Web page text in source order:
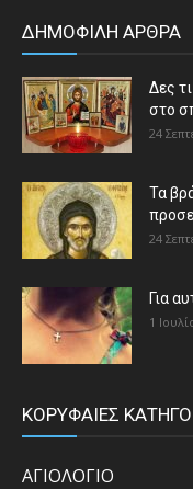
ΔΗΜΟΦΙΛΗ ΑΡΘΡΑ
Δες
στο
24
Τα
24
Για
1
ΚΟΡΥΦΑΙΕΣ
ΑΓΙΟΛΟΓΙΟ